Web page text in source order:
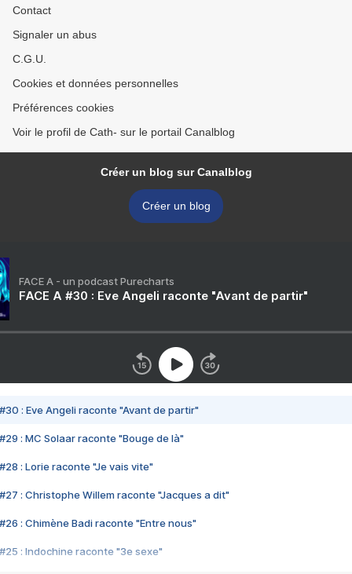
Contact
Signaler un abus
C.G.U.
Cookies et données personnelles
Préférences cookies
Voir le profil de Cath- sur le portail Canalblog
Créer un blog sur Canalblog
Créer un blog
FACE A - un podcast Purecharts
FACE A #30 : Eve Angeli raconte "Avant de partir"
#30 : Eve Angeli raconte "Avant de partir"
#29 : MC Solaar raconte "Bouge de là"
#28 : Lorie raconte "Je vais vite"
#27 : Christophe Willem raconte "Jacques a dit"
#26 : Chimène Badi raconte "Entre nous"
#25 : Indochine raconte "3e sexe"